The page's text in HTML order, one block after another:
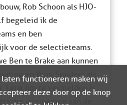
Rob Schoon als HJO-
begeleid ik de
en ben
voor de selectieteams.
Ben te Brake aan kunnen
en Wim Snijders als
Leuk om te vermelden is
die deelnemen aan de
functioneren maken wij
deze door op de knop